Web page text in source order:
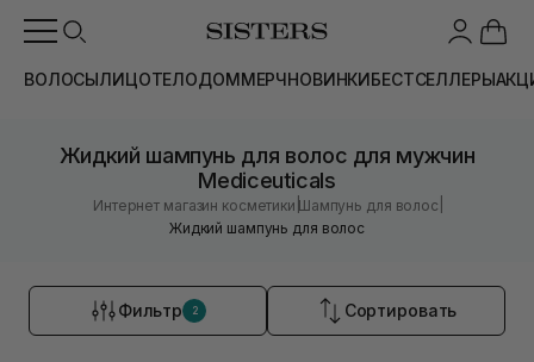
ВОЛОСЫЛИЦОТЕЛОДОММЕРЧНОВИНКИБЕСТСЕЛЛЕРЫ
Жидкий шампунь для волос для мужчин
Mediceuticals
Интернет магазин косметики |Шампунь для волос
Жидкий шампунь для волос
Фильтр 2 Сортировать